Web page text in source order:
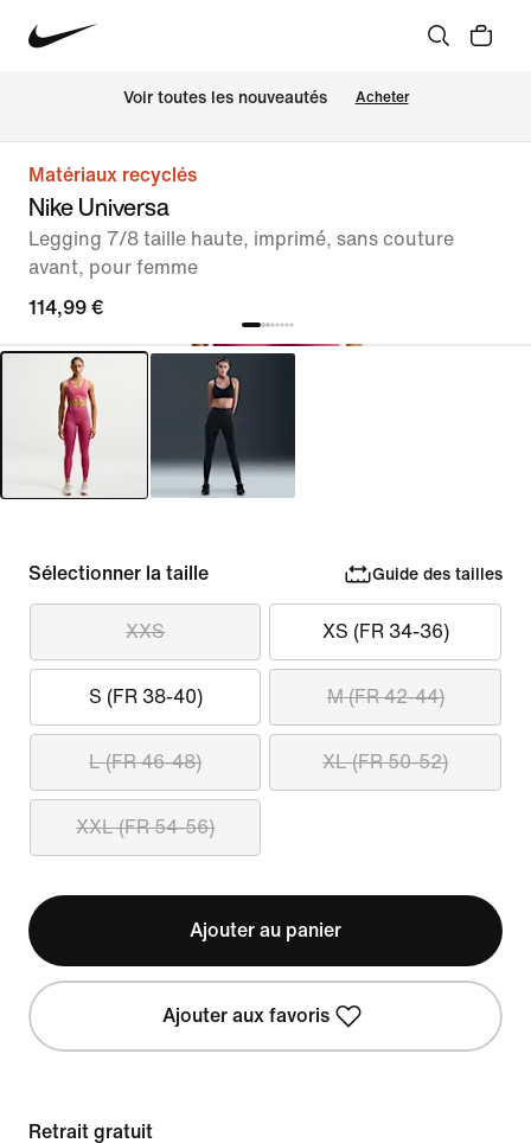
Voir toutes les nouveautés Acheter
Matériaux recyclés
Nike Universa
Legging 7/8 taille haute, imprimé, sans couture
avant, pour femme
114,99 €
Sélectionner la taille Guide des tailles
XXS XS (FR 34-36)
S (FR 38-40) M (FR 42-44)
L (FR 46-48) XL (FR 50-52)
XXL (FR 54-56)
Ajouter au panier
Ajouter aux favoris
Retrait gratuit